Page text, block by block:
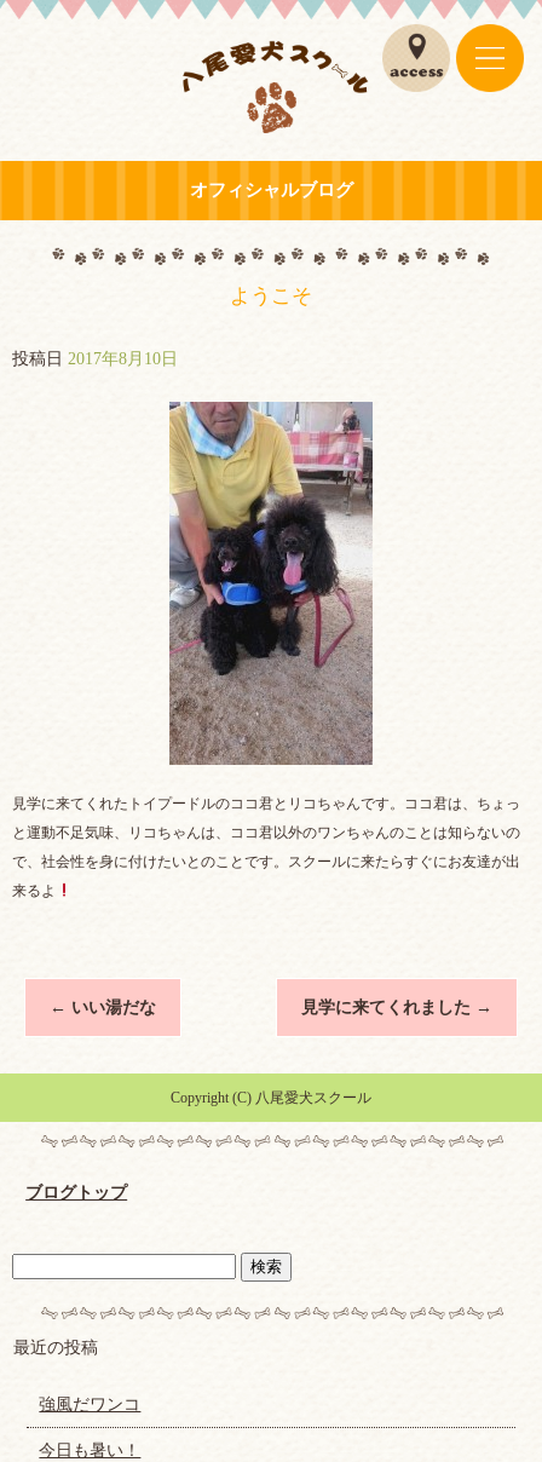
オフィシャルブログ
ようこそ
投稿日 2017年8月10日
見学に来てくれたトイプードルのココ君とリコちゃんです。ココ君は、ちょっ
と運動不足気味、リコちゃんは、ココ君以外のワンちゃんのことは知らないの
で、社会性を身に付けたいとのことです。スクールに来たらすぐにお友達が出
来るよ
← いい湯だな 見学に来てくれました →
Copyright (C) 八尾愛犬スクール
ブログトップ
最近の投稿
強風だワンコ
今日も暑い！